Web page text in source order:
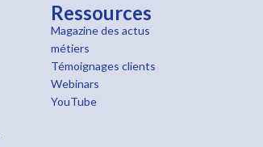
Ressources
Magazine des actus
métiers
Témoignages clients
Webinars
YouTube